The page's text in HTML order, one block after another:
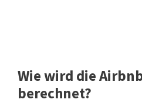
Wie wird die
berechnet?